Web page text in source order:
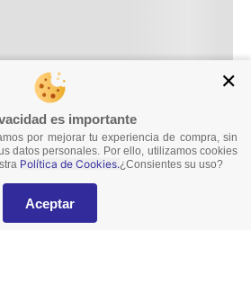
es importante
por mejorar tu experiencia de compra, sin
datos personales. Por ello, utilizamos cookies
Política de Cookies.¿Consientes su uso?
Aceptar
✕